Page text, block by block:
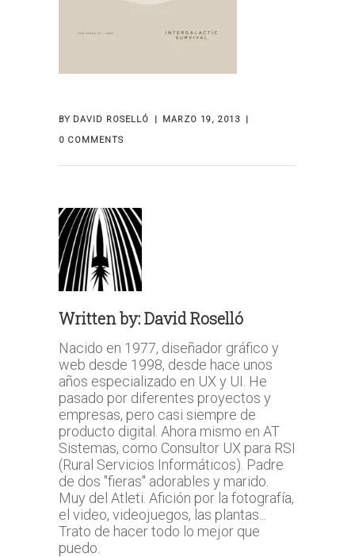
BY DAVID ROSELLÓ
MARZO 19, 2013
0 COMMENTS
Written by:David Roselló
Nacido en 1977, diseñador gráfico y
web desde 1998, desde hace unos
años especializado en UX y UI. He
pasado por diferentes proyectos y
empresas, pero casi siempre de
producto digital. Ahora mismo en AT
Sistemas, como Consultor UX para RSI
(Rural Servicios Informáticos). Padre
de dos "fieras" adorables y marido.
Muy del Atleti. Afición por la fotografía,
el video, videojuegos, las plantas...
Trato de hacer todo lo mejor que
puedo.